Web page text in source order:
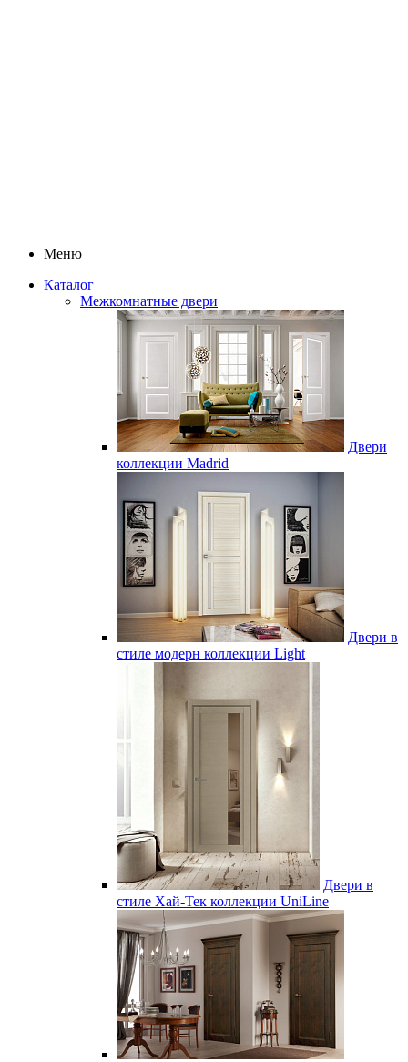
Меню
Каталог
Межкомнатные двери
Двери
коллекции Madrid
Двери в
стиле модерн коллекции Light
Двери в
стиле Хай-Тек коллекции UniLine